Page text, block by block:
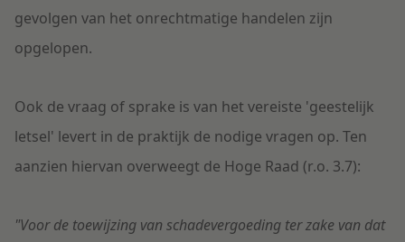
gevolgen van het onrechtmatige handelen zijn
opgelopen.
Ook de vraag of sprake is van het vereiste 'geestelijk
letsel' levert in de praktijk de nodige vragen op. Ten
aanzien hiervan overweegt de Hoge Raad (r.o. 3.7):
"Voor de toewijzing van schadevergoeding ter zake van dat